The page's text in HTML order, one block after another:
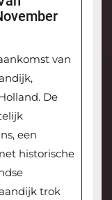
van
De
een
historische
trok